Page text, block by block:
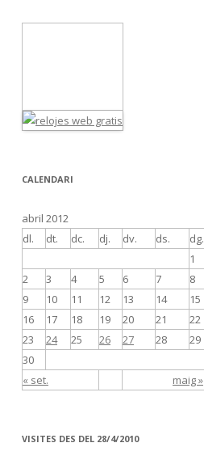
CALENDARI
abril 2012
dl.
dt. dc. dj. dv. ds. dg.
« set. maig »
1
2
3 4 5 6 7
8
9
10 11 12 13 14
15
16
17 18 19 20 21
22
23
24 25 26 27 28
29
30
VISITES DES DEL 28/4/2010